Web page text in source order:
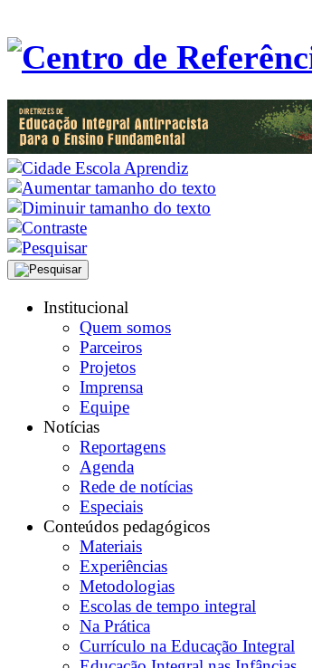
Institucional
Quem somos
Parceiros
Projetos
Imprensa
Equipe
Notícias
Reportagens
Agenda
Rede de notícias
Especiais
Conteúdos pedagógicos
Materiais
Experiências
Metodologias
Escolas de tempo integral
Na Prática
Currículo na Educação Integral